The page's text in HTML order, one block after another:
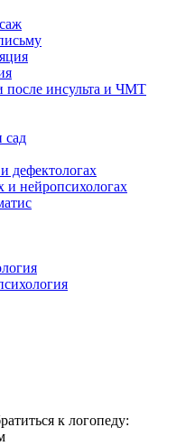
после инсульта и ЧМТ
сад
дефектологах
и нейропсихологах
к логопеду: